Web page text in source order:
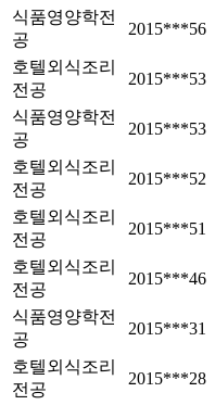
식품영양학전
공
2015***56
호텔외식조리
전공
2015***53
식품영양학전
공
2015***53
호텔외식조리
전공
2015***52
호텔외식조리
전공
2015***51
호텔외식조리
전공
2015***46
식품영양학전
공
2015***31
호텔외식조리
전공
2015***28